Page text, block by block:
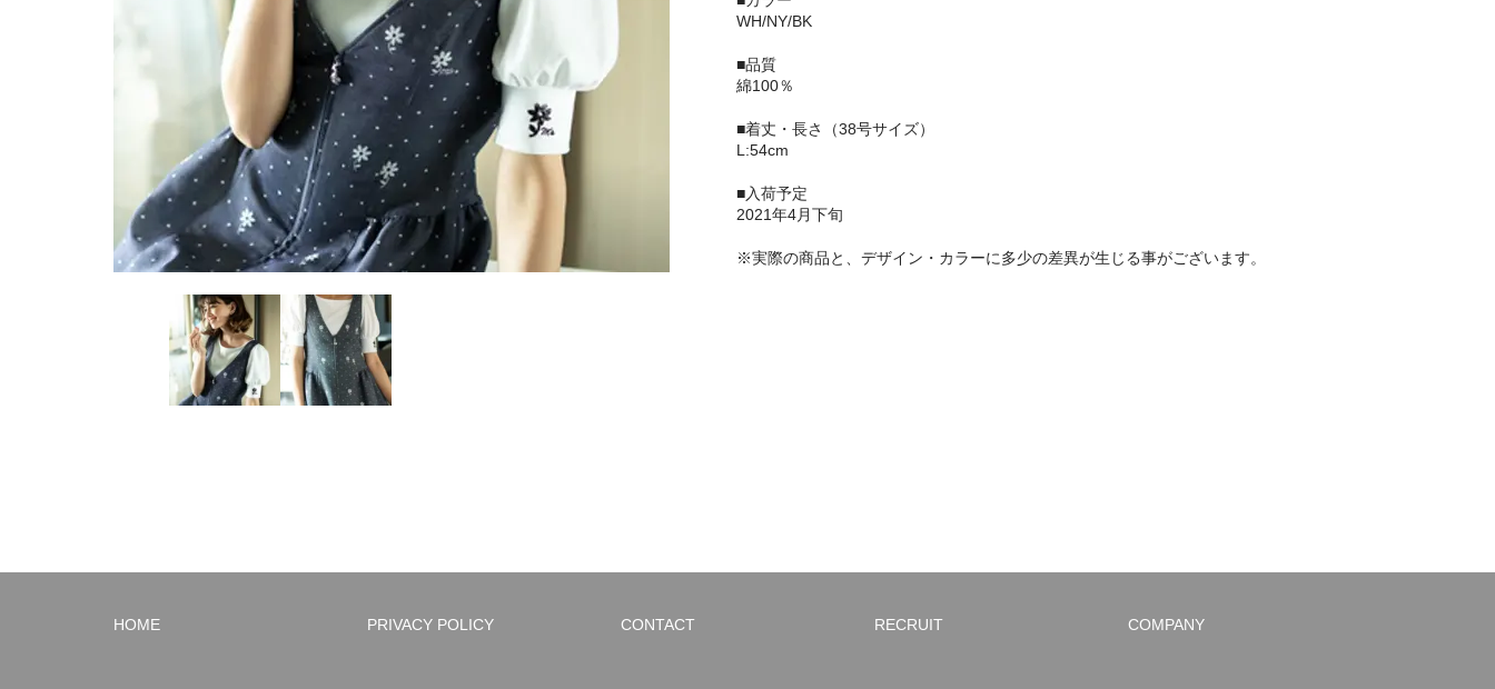
WH/NY/BK
■品質
綿100％
■着丈・長さ（38号サイズ）
L:54cm
■入荷予定
2021年4月下旬
※実際の商品と、デザイン・カラーに多少の差異が生じる事がございます。
HOME PRIVACY POLICY CONTACT RECRUIT COMPANY